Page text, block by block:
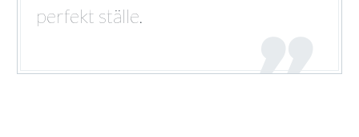
perfekt ställe.